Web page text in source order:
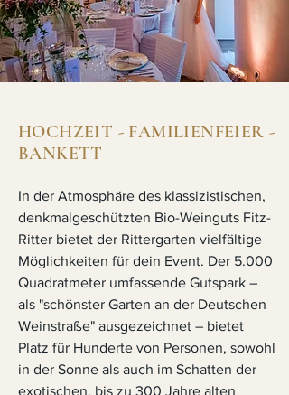
HOCHZEIT - FAMILIENFEIER -
BANKETT
In der Atmosphäre des klassizistischen,
denkmalgeschützten Bio-Weinguts Fitz-
Ritter bietet der Rittergarten vielfältige
Möglichkeiten für dein Event. Der 5.000
Quadratmeter umfassende Gutspark –
als "schönster Garten an der Deutschen
Weinstraße" ausgezeichnet – bietet
Platz für Hunderte von Personen, sowohl
in der Sonne als auch im Schatten der
exotischen, bis zu 300 Jahre alten